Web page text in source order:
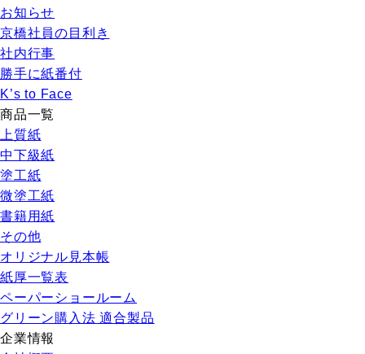
お知らせ
京橋社員の目利き
社内行事
勝手に紙番付
K’s to Face
商品一覧
上質紙
中下級紙
塗工紙
微塗工紙
書籍用紙
その他
オリジナル見本帳
紙厚一覧表
ペーパーショールーム
グリーン購入法 適合製品
企業情報